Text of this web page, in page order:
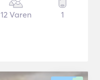
12 Varen 1